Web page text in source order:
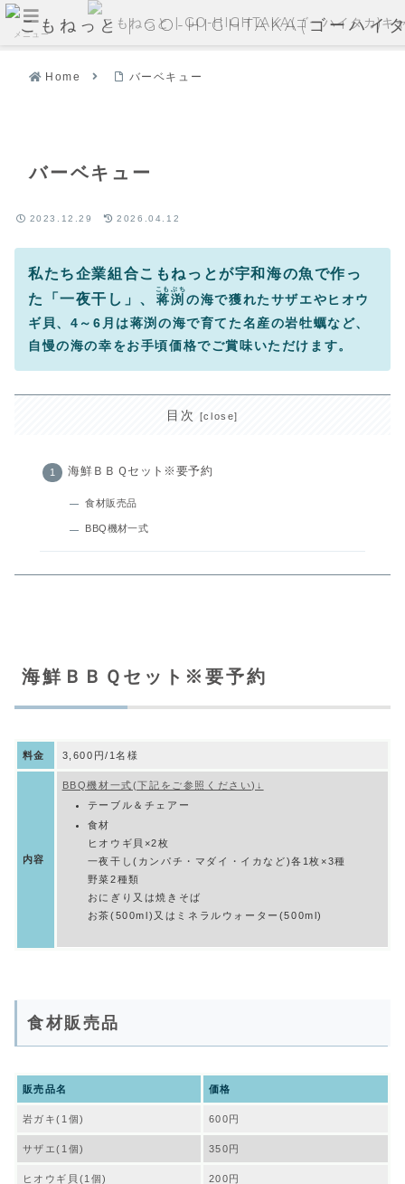
Home バーベキュー
バーベキュー
2023.12.29 2026.04.12
私たち企業組合こもねっとが宇和海の魚で作っ
た「一夜干し」、
蒋渕
こもぶち
の海で獲れたサザエやヒオウ
ギ貝、4～6月は蒋渕の海で育てた名産の岩牡蠣など、
自慢の海の幸をお手頃価格でご賞味いただけます。
目次
海鮮ＢＢＱセット※要予約
食材販売品
BBQ機材一式
海鮮ＢＢＱセット※要予約
料金 3,600円/1名様
内容
BBQ機材一式(下記をご参照ください)↓
テーブル＆チェアー
食材
ヒオウギ貝×2枚
一夜干し(カンパチ・マダイ・イカなど)各1枚×3種
野菜2種類
おにぎり又は焼きそば
お茶(500ml)又はミネラルウォーター(500ml)
食材販売品
販売品名 価格
岩ガキ(1個) 600円
サザエ(1個) 350円
ヒオウギ貝(1個) 200円
メニュー